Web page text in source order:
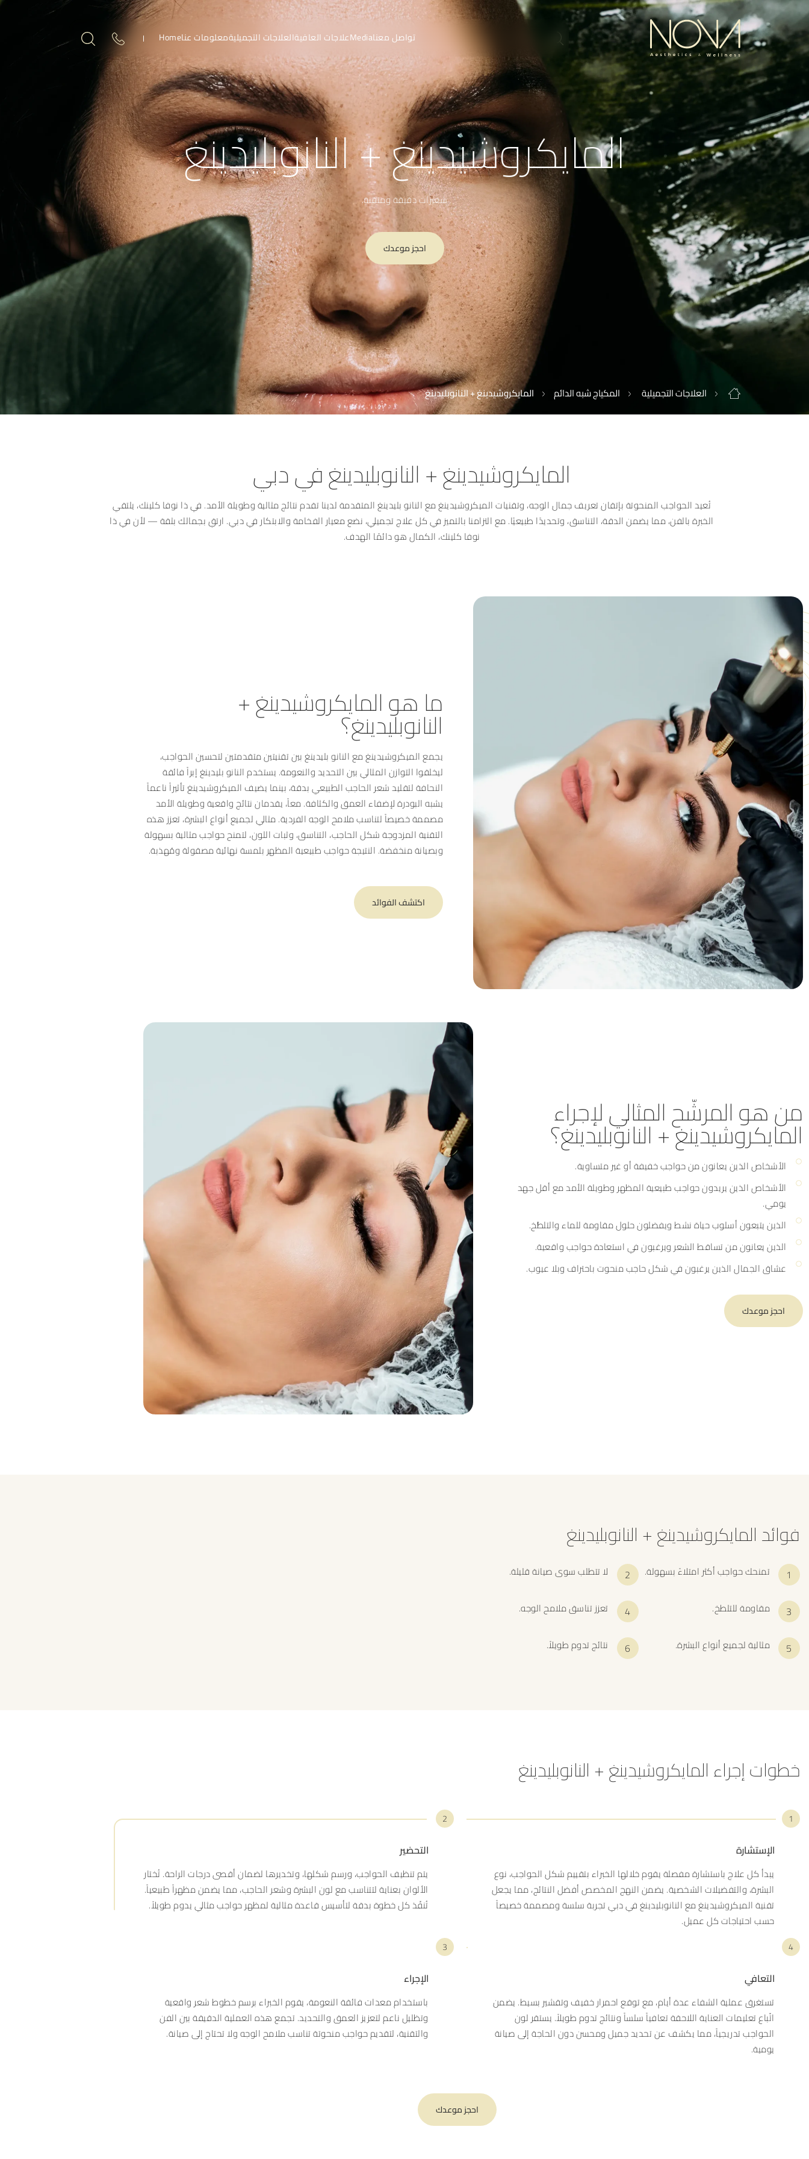
Homeمعلومات عناالعلاجات التجميليةعلاجات العافيةMediaتواصل معنا
المايكروشيدينغ + النانوبليدينغ
شعيرات دقيقة ومتقنة.
احجز موعدك
العلاجات التجميلية المكياج شبه الدائم المايكروشيدينغ + النانوبليدينغ
المايكروشيدينغ + النانوبليدينغ في دبي
تُعيد الحواجب المنحوتة بإتقان تعريف جمال الوجه، وتقنيات الميكروشيدينغ مع النانو بليدينغ المتقدمة لدينا تقدم نتائج مثالية وطويلة الأمد. في ذا نوفا كلينك، يلتقي
الخبرة بالفن، مما يضمن الدقة، التناسق، وتحديدًا طبيعيًا. مع التزامنا بالتميز في كل علاج تجميلي، نضع معيار الفخامة والابتكار في دبي. ارتقِ بجمالك بثقة — لأن في ذا
نوفا كلينك، الكمال هو دائمًا الهدف.
ما هو المايكروشيدينغ +
النانوبليدينغ؟
يجمع الميكروشيدينغ مع النانو بليدينغ بين تقنيتين متقدمتين لتحسين الحواجب،
ليخلقوا التوازن المثالي بين التحديد والنعومة. يستخدم النانو بليدينغ إبراً فائقة
النحافة لتقليد شعر الحاجب الطبيعي بدقة، بينما يضيف الميكروشيدينغ تأثيراً ناعماً
يشبه البودرة لإضفاء العمق والكثافة. معاً، يقدمان نتائج واقعية وطويلة الأمد
مصممة خصيصاً لتناسب ملامح الوجه الفردية. مثالي لجميع أنواع البشرة، تعزز هذه
التقنية المزدوجة شكل الحاجب، التناسق، وثبات اللون، لتمنح حواجب مثالية بسهولة
وبصيانة منخفضة. النتيجة حواجب طبيعية المظهر بلمسة نهائية مصقولة ومُهذبة.
اكتشف الفوائد
من هو المرشّح المثالي لإجراء
المايكروشيدينغ + النانوبليدينغ؟
الأشخاص الذين يعانون من حواجب خفيفة أو غير متساوية.
الأشخاص الذين يريدون حواجب طبيعية المظهر وطويلة الأمد مع أقل جهد
يومي.
الذين يتبعون أسلوب حياة نشط ويفضلون حلول مقاومة للماء والتلطُّخ.
الذين يعانون من تساقط الشعر ويرغبون في استعادة حواجب واقعية.
عشاق الجمال الذين يرغبون في شكل حاجب منحوت باحتراف وبلا عيوب.
احجز موعدك
فوائد المايكروشيدينغ + النانوبليدينغ
تمنحك حواجب أكثر امتلاءً بسهولة. لا تتطلب سوى صيانة قليلة.
مقاومة للتلطخ. تعزز تناسق ملامح الوجه.
مثالية لجميع أنواع البشرة. نتائج تدوم طويلاً.
خطوات إجراء المايكروشيدينغ + النانوبليدينغ
1
الإستشارة
يبدأ كل علاج باستشارة مفصلة يقوم خلالها الخبراء بتقييم شكل الحواجب، نوع
البشرة، والتفضيلات الشخصية. يضمن النهج المخصص أفضل النتائج، مما يجعل
تقنية الميكروشيدينغ مع النانوبليدينغ في دبي تجربة سلسة ومصممة خصيصاً
حسب احتياجات كل عميل.
2
التحضير
يتم تنظيف الحواجب، ورسم شكلها، وتخديرها لضمان أقصى درجات الراحة. تُختار
الألوان بعناية لتتناسب مع لون البشرة وشعر الحاجب، مما يضمن مظهراً طبيعياً.
تُنفّذ كل خطوة بدقة لتأسيس قاعدة مثالية لمظهر حواجب مثالي يدوم طويلاً.
4
التعافي
تستغرق عملية الشفاء عدة أيام، مع توقع احمرار خفيف وتقشير بسيط. يضمن
اتّباع تعليمات العناية اللاحقة تعافياً سلساً ونتائج تدوم طويلاً. يستقر لون
الحواجب تدريجياً، مما يكشف عن تحديد جميل ومحسن دون الحاجة إلى صيانة
يومية.
3
الإجراء
باستخدام معدات فائقة النعومة، يقوم الخبراء برسم خطوط شعر واقعية
وتظليل ناعم لتعزيز العمق والتحديد. تجمع هذه العملية الدقيقة بين الفن
والتقنية، لتقديم حواجب منحوتة تناسب ملامح الوجه ولا تحتاج إلى صيانة.
احجز موعدك